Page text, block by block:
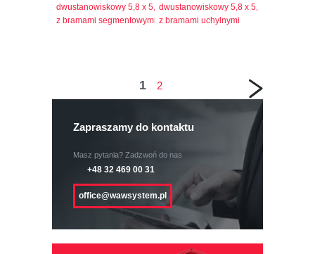
1 2
Zapraszamy do kontaktu
Masz pytania? Zadzwoń do nas
+48 32 469 00 31
office@wawsystem.pl